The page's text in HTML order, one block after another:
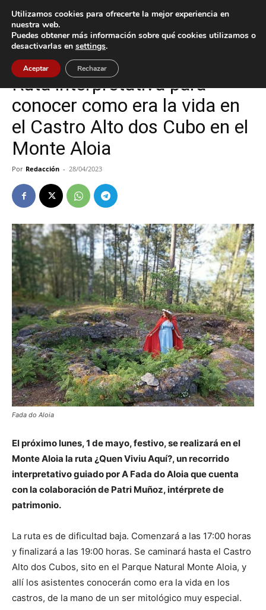
Inicio Tui
Tui
Ruta interpretativa para
conocer como era la vida en
el Castro Alto dos Cubo en el
Monte Aloia
Por Redacción - 28/04/2023
Fada do Aloia
El próximo lunes, 1 de mayo, festivo, se realizará en el
Monte Aloia la ruta ¿Quen Viviu Aquí?, un recorrido
interpretativo guiado por A Fada do Aloia que cuenta
con la colaboración de Patri Muñoz, intérprete de
patrimonio.
La ruta es de dificultad baja. Comenzará a las 17:00 horas
y finalizará a las 19:00 horas. Se caminará hasta el Castro
Alto dos Cubos, sito en el Parque Natural Monte Aloia, y
allí los asistentes conocerán como era la vida en los
castros, de la mano de un ser mitológico muy especial.
Utilizamos cookies para ofrecerte la mejor experiencia en
nuestra web.
Puedes obtener más información sobre qué cookies utilizamos o
desactivarlas en settings.
Aceptar Rechazar